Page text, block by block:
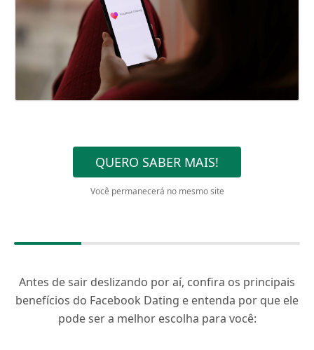
QUERO SABER MAIS!
Você permanecerá no mesmo site
Antes de sair deslizando por aí, confira os principais
benefícios do Facebook Dating e entenda por que ele
pode ser a melhor escolha para você: